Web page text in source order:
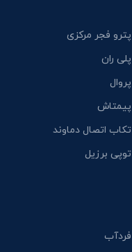
پترو فجر مرکزی
پلی ران
پروال
پیمتاش
تکاب اتصال دماوند
توپی برزیل
فردآب